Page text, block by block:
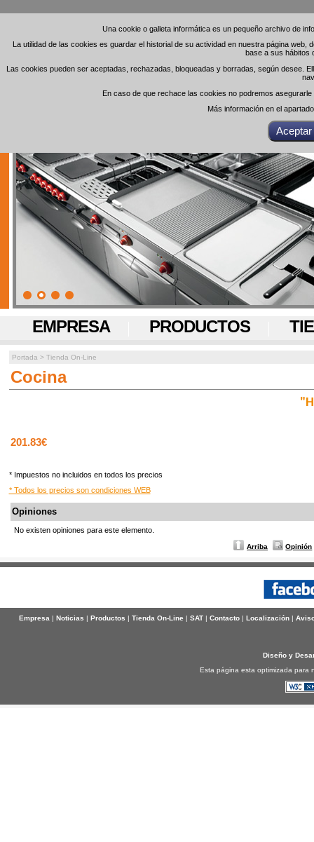
Una cookie o galleta informática es un pequeño archivo de
La utilidad de las cookies es guardar el historial de su actividad en nuestra página
base a sus hábitos
Las cookies pueden ser aceptadas, rechazadas, bloqueadas y borradas, según desee.
En caso de que rechace las cookies no podremos
Más información en el
Una cookie o galleta informática es un pequeño archivo de
La utilidad de las cookies es guardar el historial de su actividad en nuestra página
base a sus hábitos
Las cookies pueden ser aceptadas, rechazadas, bloqueadas y borradas, según desee.
En caso de que rechace las cookies no podremos
Más información en el
EMPRESA PRODUCTOS
Portada > Tienda On-Line
Cocina
201.83€
* Impuestos no incluidos en todos los precios
* Todos los precios son condiciones WEB
Opiniones
No existen opiniones para este elemento.
Arriba Opinión
Empresa| Noticias | Productos | Tienda On-Line | SAT| Contacto| Localización|
Diseño y
Esta página esta optimizada para